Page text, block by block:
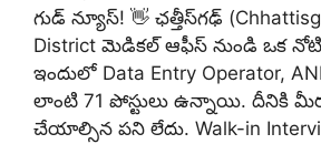
గుడ్ న్యూస్! 👋 ఛత్తీస్‌గఢ్
District మెడికల్ ఆఫీస్ నుండి ఒక
ఇందులో Data Entry Operator,
లాంటి 71 పోస్టులు ఉన్నాయి. దీనికి
చేయాల్సిన పని లేదు. Walk-in